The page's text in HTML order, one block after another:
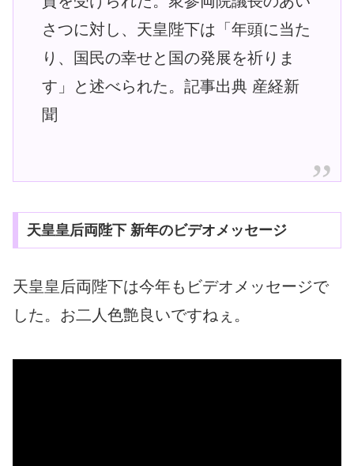
さつに対し、天皇陛下は「年頭に当た
り、国民の幸せと国の発展を祈りま
す」と述べられた。記事出典 産経新
聞
天皇皇后両陛下 新年のビデオメッセージ
天皇皇后両陛下は今年もビデオメッセージで
した。お二人色艶良いですねぇ。